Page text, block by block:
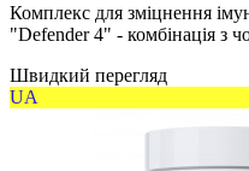
Комплекс для зміцнення
"Defender 4" - комбінація з
Швидкий перегляд
UA